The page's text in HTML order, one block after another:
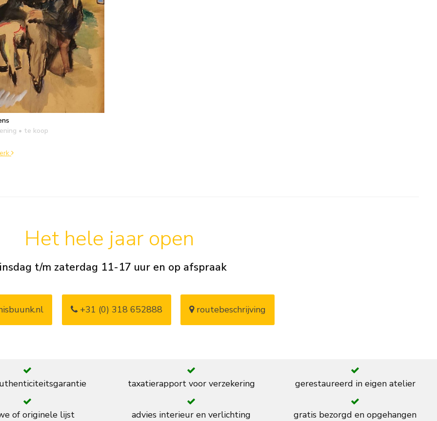
• te koop
Het hele jaar open
t/m zaterdag 11-17 uur en op afspraak
+31 (0) 318 652888 routebeschrijving
taxatierapport voor verzekering gerestaureerd in eigen atelier
of originele lijst advies interieur en verlichting gratis bezorgd en opgehangen